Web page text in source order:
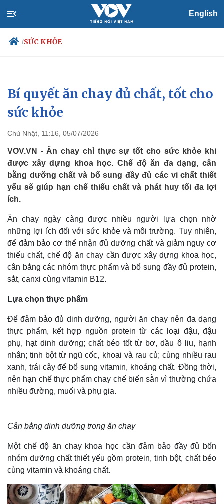
English
/SỨC KHỎE
Chính trị
Đảng
Tổ chức nhân sự
Nhận diện sự thật
Xã hội
Việc làm
Biển đảo
Bí quyết ăn chay đủ chất, tốt cho
sức khỏe
Chủ Nhật, 11:16, 05/07/2026
VOV.VN - Ăn chay chỉ thực sự tốt cho sức khỏe khi
được xây dựng khoa học. Chế độ ăn đa dạng, cân
bằng dưỡng chất và bổ sung đầy đủ các vi chất thiết
yếu sẽ giúp hạn chế thiếu chất và phát huy tối đa lợi
ích.
Ăn chay ngày càng được nhiều người lựa chọn nhờ
những lợi ích đối với sức khỏe và môi trường. Tuy nhiên,
để đảm bảo cơ thể nhận đủ dưỡng chất và giảm nguy cơ
thiếu chất, chế độ ăn chay cần được xây dựng khoa học,
cân bằng các nhóm thực phẩm và bổ sung đầy đủ protein,
sắt, canxi cùng vitamin B12.
Lựa chọn thực phẩm
Để đảm bảo đủ dinh dưỡng, người ăn chay nên đa dạng
thực phẩm, kết hợp nguồn protein từ các loại đậu, đậu
phụ, hạt dinh dưỡng; chất béo tốt từ bơ, dầu ô liu, hạnh
nhân; tinh bột từ ngũ cốc, khoai và rau củ; cùng nhiều rau
xanh, trái cây để bổ sung vitamin, khoáng chất. Đồng thời,
nên hạn chế thực phẩm chay chế biến sẵn vì thường chứa
nhiều đường, muối và phụ gia.
Cân bằng dinh dưỡng trong ăn chay
Một chế độ ăn chay khoa học cần đảm bảo đầy đủ bốn
nhóm dưỡng chất thiết yếu gồm protein, tinh bột, chất béo
cùng vitamin và khoáng chất.